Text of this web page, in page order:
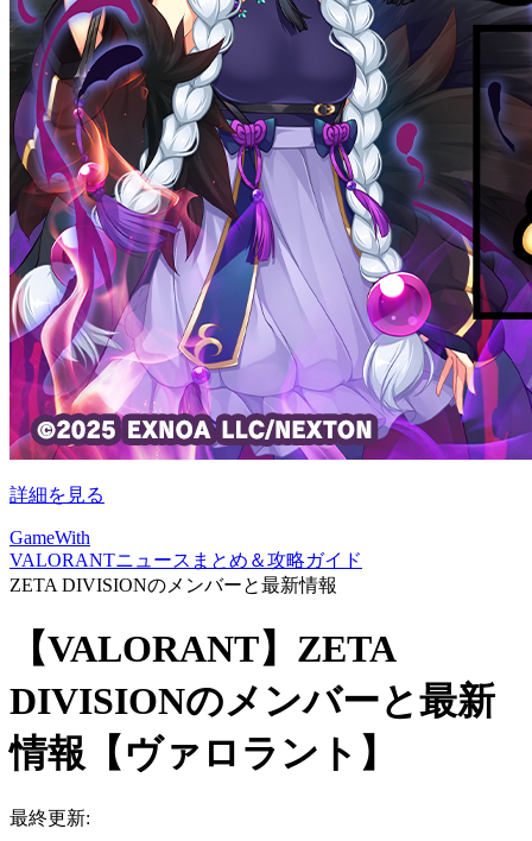
詳細を見る
GameWith
VALORANTニュースまとめ＆攻略ガイド
ZETA DIVISIONのメンバーと最新情報
【VALORANT】ZETA
DIVISIONのメンバーと最新
情報【ヴァロラント】
最終更新: